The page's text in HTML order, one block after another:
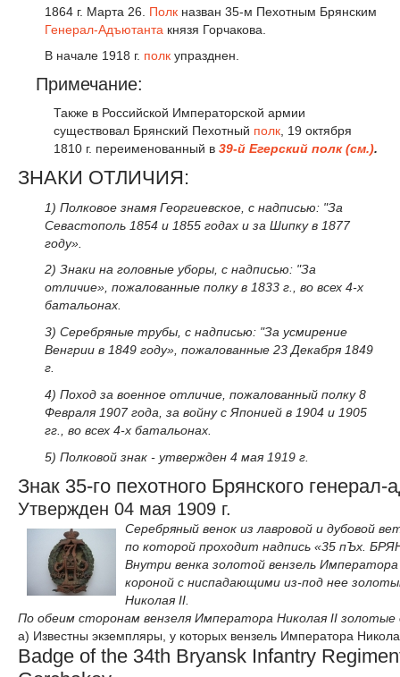
1864 г. Марта 26. Полк назван 35-м Пехотным Брянским
Генерал-Адъютанта князя Горчакова.
В начале 1918 г. полк упразднен.
Примечание:
Также в Российской Императорской армии
существовал Брянский Пехотный полк , 19 октября
1810 г. переименованный в 39-й Егерский полк (см.).
ЗНАКИ ОТЛИЧИЯ:
1) Полковое знамя Георгиевское, с надписью: "За
Севастополь 1854 и 1855 годах и за Шипку в 1877
году».
2) Знаки на головные уборы, с надписью: "За
отличие», пожалованные полку в 1833 г., во всех 4-х
батальонах.
3) Серебряные трубы, с надписью: "За усмирение
Венгрии в 1849 году», пожалованные 23 Декабря 1849
г.
4) Поход за военное отличие, пожалованный полку 8
Февраля 1907 года, за войну с Японией в 1904 и 1905
гг., во всех 4-х батальонах.
5) Полковой знак - утвержден 4 мая 1919 г.
Знак 35-го пехотного Брянского
Утвержден 04 мая 1909 г.
Серебряный венок из лавровой и дубовой
по которой проходит надпись «35 пЪх.
Внутри венка золотой вензель
короной с ниспадающими из-под нее
Николая II.
По обеим сторонам вензеля Императора Николая II
а) Известны экземпляры, у которых вензель Императора
Badge of the 34th Bryansk Infantry